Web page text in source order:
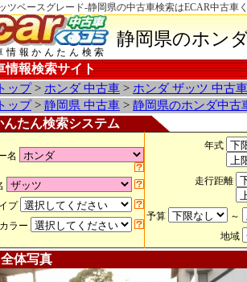
ツベースグレード-静岡県の中古車検索はECAR中古車
情報かんたん検索
静岡県のホン
情報検索サイト
ップ> ホンダ 中古車 > ホンダ ザッツ 中古
ップ> 静岡県 中古車 > 静岡県のホンダ中古
んたん検索システム
名
プ
ラー
年式
走行距離
予算
～
地域
体写真